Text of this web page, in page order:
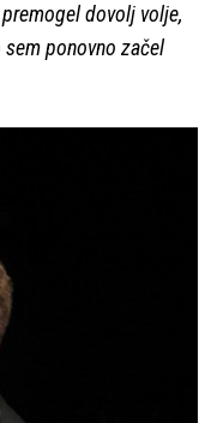
dovolj volje,
ponovno začel